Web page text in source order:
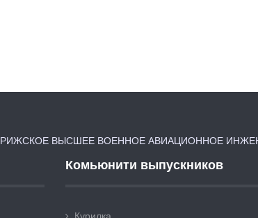
РИЖСКОЕ ВЫСШЕЕ ВОЕННОЕ АВИАЦИОННОЕ
Комьюнити выпускников
Курилка